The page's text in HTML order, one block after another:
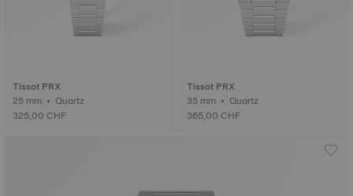
Tissot PRX
25 mm • Quartz
325,00 CHF
Tissot PRX
35 mm • Quartz
365,00 CHF